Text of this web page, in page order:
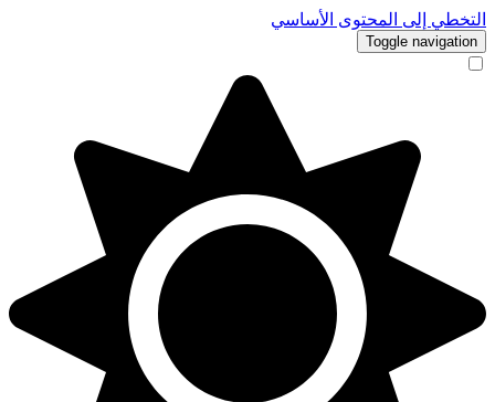
التخطي إلى المحتوى الأساسي
Toggle navigation